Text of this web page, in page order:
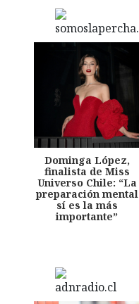
Dominga López,
finalista de Miss
Universo Chile: “La
preparación mental
sí es la más
importante”